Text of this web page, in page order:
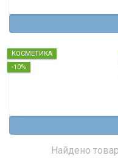
КОСМЕТИКА
-10%
Найдено